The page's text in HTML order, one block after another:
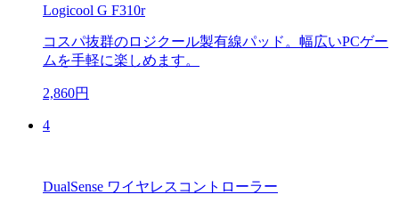
Logicool G F310r
コスパ抜群のロジクール製有線パッド。幅広いPCゲー
ムを手軽に楽しめます。
2,860円
4
DualSense ワイヤレスコントローラー